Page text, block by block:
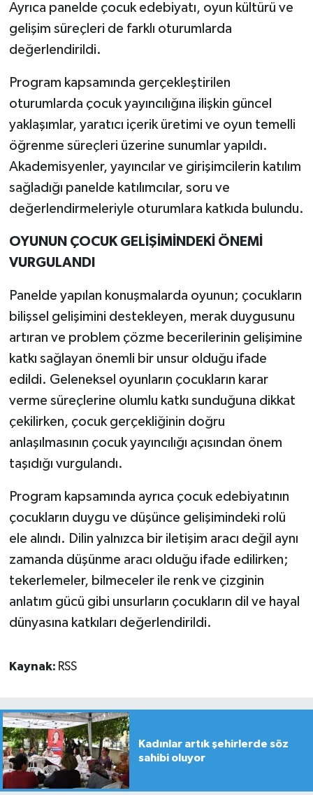
Ayrıca panelde çocuk edebiyatı, oyun kültürü ve
gelişim süreçleri de farklı oturumlarda
değerlendirildi.
Program kapsamında gerçekleştirilen
oturumlarda çocuk yayıncılığına ilişkin güncel
yaklaşımlar, yaratıcı içerik üretimi ve oyun temelli
öğrenme süreçleri üzerine sunumlar yapıldı.
Akademisyenler, yayıncılar ve girişimcilerin katılım
sağladığı panelde katılımcılar, soru ve
değerlendirmeleriyle oturumlara katkıda bulundu.
OYUNUN ÇOCUK GELİŞİMİNDEKİ ÖNEMİ
VURGULANDI
Panelde yapılan konuşmalarda oyunun; çocukların
bilişsel gelişimini destekleyen, merak duygusunu
artıran ve problem çözme becerilerinin gelişimine
katkı sağlayan önemli bir unsur olduğu ifade
edildi. Geleneksel oyunların çocukların karar
verme süreçlerine olumlu katkı sunduğuna dikkat
çekilirken, çocuk gerçekliğinin doğru
anlaşılmasının çocuk yayıncılığı açısından önem
taşıdığı vurgulandı.
Program kapsamında ayrıca çocuk edebiyatının
çocukların duygu ve düşünce gelişimindeki rolü
ele alındı. Dilin yalnızca bir iletişim aracı değil aynı
zamanda düşünme aracı olduğu ifade edilirken;
tekerlemeler, bilmeceler ile renk ve çizginin
anlatım gücü gibi unsurların çocukların dil ve hayal
dünyasına katkıları değerlendirildi.
Kaynak: RSS
Kadınlar artık şehirlerde söz
sahibi oluyor